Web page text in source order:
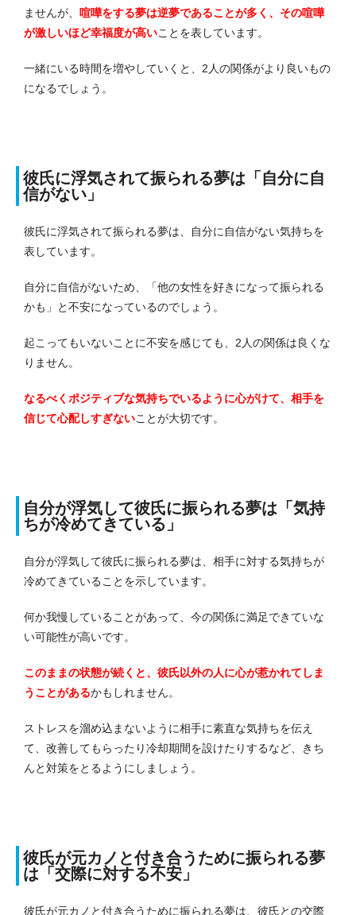
ませんが、
喧嘩をする夢は逆夢であることが多く、その喧嘩
が激しいほど幸福度が高いことを表しています。
一緒にいる時間を増やしていくと、2人の関係がより良いもの
になるでしょう。
彼氏に浮気されて振られる夢は「自分に自
信がない」
彼氏に浮気されて振られる夢は、自分に自信がない気持ちを
表しています。
自分に自信がないため、「他の女性を好きになって振られる
かも」と不安になっているのでしょう。
起こってもいないことに不安を感じても、2人の関係は良くな
りません。
なるべくポジティブな気持ちでいるように心がけて、相手を
信じて心配しすぎないことが大切です。
自分が浮気して彼氏に振られる夢は「気持
ちが冷めてきている」
自分が浮気して彼氏に振られる夢は、相手に対する気持ちが
冷めてきていることを示しています。
何か我慢していることがあって、今の関係に満足できていな
い可能性が高いです。
このままの状態が続くと、彼氏以外の人に心が惹かれてしま
うことがあるかもしれません。
ストレスを溜め込まないように相手に素直な気持ちを伝え
て、改善してもらったり冷却期間を設けたりするなど、きち
んと対策をとるようにしましょう。
彼氏が元カノと付き合うために振られる夢
は「交際に対する不安」
彼氏が元カノと付き合うために振られる夢は、彼氏との交際